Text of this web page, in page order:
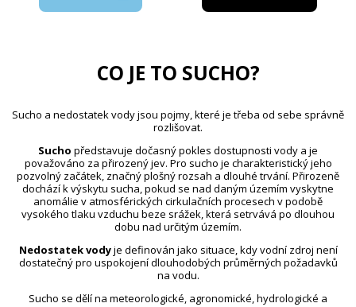
CO JE TO SUCHO?
Sucho a nedostatek vody jsou pojmy, které je třeba od sebe správně
rozlišovat.
Sucho představuje dočasný pokles dostupnosti vody a je
považováno za přirozený jev. Pro sucho je charakteristický jeho
pozvolný začátek, značný plošný rozsah a dlouhé trvání. Přirozeně
dochází k výskytu sucha, pokud se nad daným územím vyskytne
anomálie v atmosférických cirkulačních procesech v podobě
vysokého tlaku vzduchu beze srážek, která setrvává po dlouhou
dobu nad určitým územím.
Nedostatek vodyje definován jako situace, kdy vodní zdroj není
dostatečný pro uspokojení dlouhodobých průměrných požadavků
na vodu.
Sucho se dělí na meteorologické, agronomické, hydrologické a